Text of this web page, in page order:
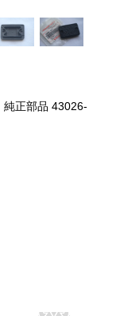
正部品 43026-